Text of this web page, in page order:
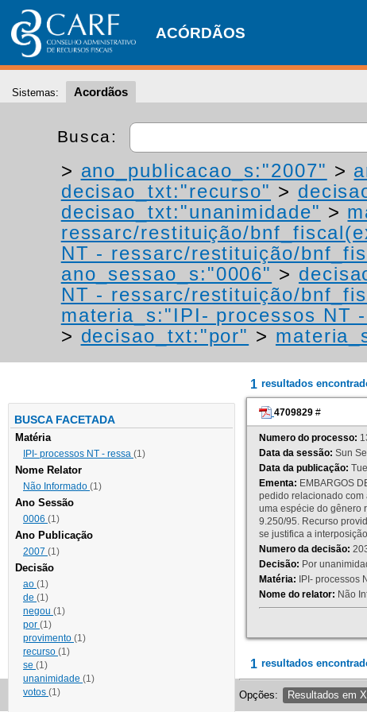
ACÓRDÃOS
Sistemas: Acordãos
Busca:
> ano_publicacao_s:"2007" >
decisao_txt:"recurso" >
decisao_txt:"unanimidade" >
ressarc/restituição/
NT - ressarc/restituição/
ano_sessao_s:"0006" >
NT - ressarc/restituição/
materia_s:"IPI- processos NT
> decisao_txt:"por" >
BUSCA FACETADA
Matéria
IPI- processos NT - ressa (1)
Nome Relator
Não Informado (1)
Ano Sessão
0006 (1)
Ano Publicação
2007 (1)
Decisão
ao (1)
de (1)
negou (1)
por (1)
provimento (1)
recurso (1)
se (1)
unanimidade (1)
votos (1)
1 resultados
4709829 #
Numero do processo:
Data da sessão: Sun
Data da publicação:
Ementa: EMBARGOS
pedido relacionado com
uma espécie do gênero
9.250/95. Recurso
se justifica a
Numero da decisão:
Decisão: Por
Matéria: IPI- processos
Nome do relator: Não
1 resultados
Opções: Resultados em